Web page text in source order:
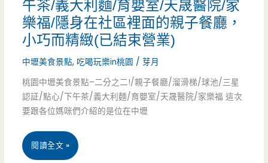
豆
腐
是
招
牌
早
味/
平
價/
隱
藏
版/
吐
司.
早
餐/
午茶/義大利麵/育嬰室/天晟醫院/家
樂福/隱身在社區裡面的親子餐廳，
小巧而精緻(已結束營業)
中壢美食景點, 吃喝玩樂in桃園 /芽月
桃園中壢美食景點–二分之二!/親子餐廳/溜滑梯/球池/三星
認証/點心/下午茶/義大利麵/育嬰室/天晟醫院/家樂福 這次
要跟各位媽咪們介紹的是位在中壢
桃
閱讀全文 »